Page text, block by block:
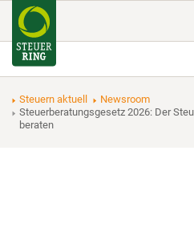
Steuern aktuell
Newsroom
Steuerberatungsgesetz 2026: Der Steuerring kann mehr Steuerpflichtige
beraten